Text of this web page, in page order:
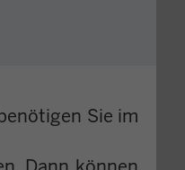
Sie im